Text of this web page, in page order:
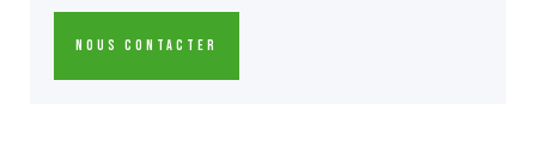
Nous contacter